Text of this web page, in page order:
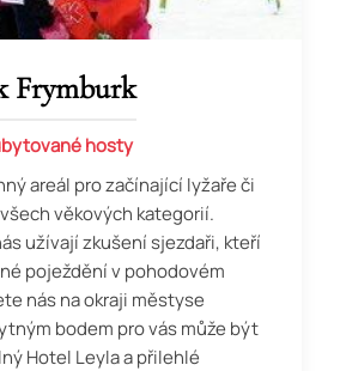
Frymburk
hosty
areál pro začínající lyžaře či
věkových kategorií.
užívají zkušení sjezdaři, kteří
poježdění v pohodovém
nás na okraji městyse
bodem pro vás může být
Hotel Leyla a přilehlé